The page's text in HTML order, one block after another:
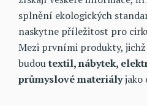
splnění ekologických
naskytne příležitost pro
Mezi prvními produkty,
budoutextil, nábytek,
průmyslovémateriályjako